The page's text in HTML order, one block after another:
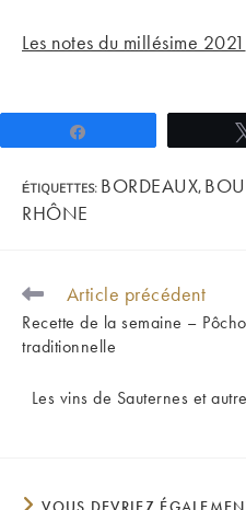
Les notes du millésime 2021
ÉTIQUETTES: BORDEAUX,
RHÔNE
READ
MORE
ARTICLES
Article précédent
Recette de la semaine –
traditionnelle
Les vins de Sauternes et